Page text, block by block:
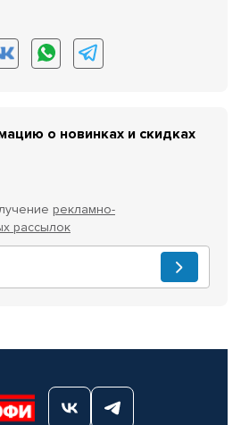
о новинках и скидках
рекламно-
рассылок